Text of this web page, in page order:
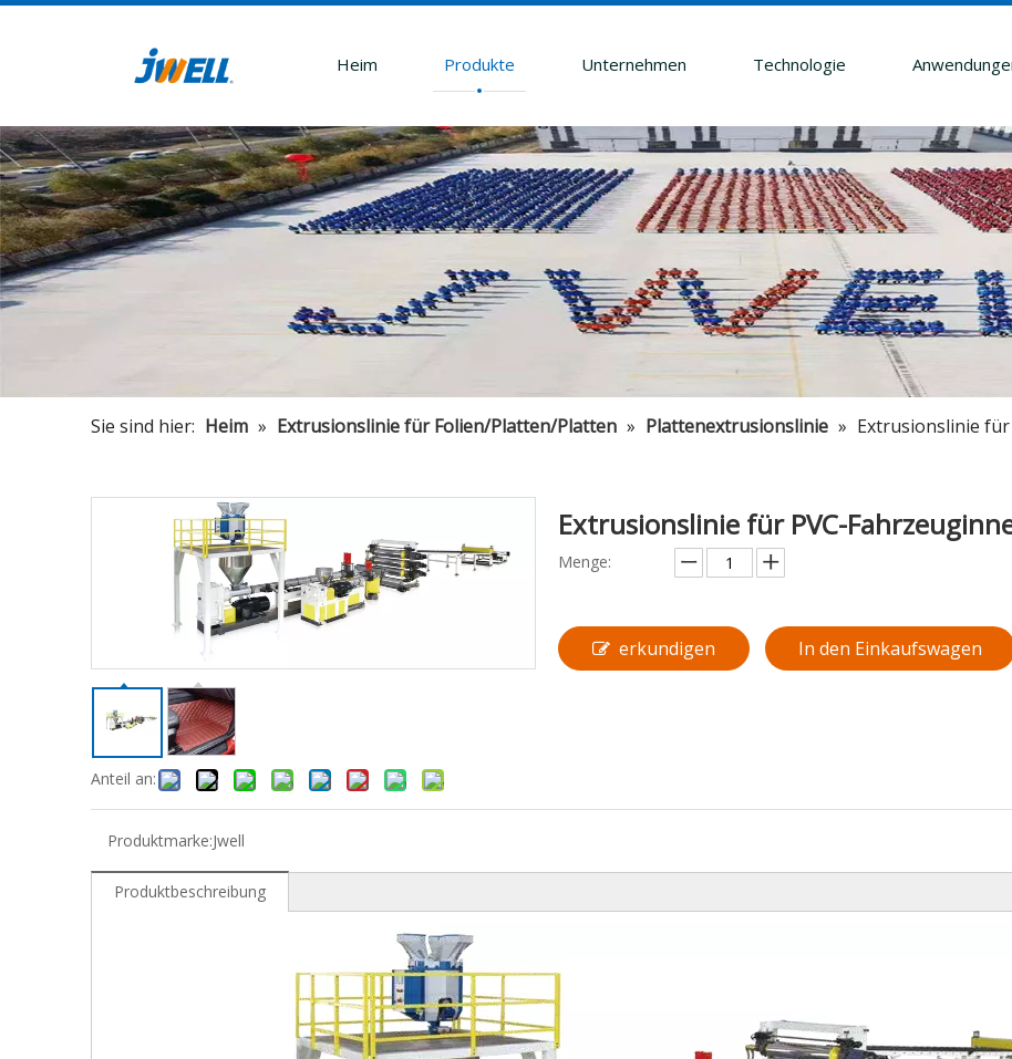
Heim Produkte Unternehmen Technologie
Sie sind hier: Heim » Extrusionslinie für Folien/Platten/Platten » Plattenextrusionslinie » Extrusionslinie
Anteil an:
Extrusionslinie für PVC-
Menge:
erkundigen In den Einkaufswagen
Produktmarke:Jwell
Produktbeschreibung